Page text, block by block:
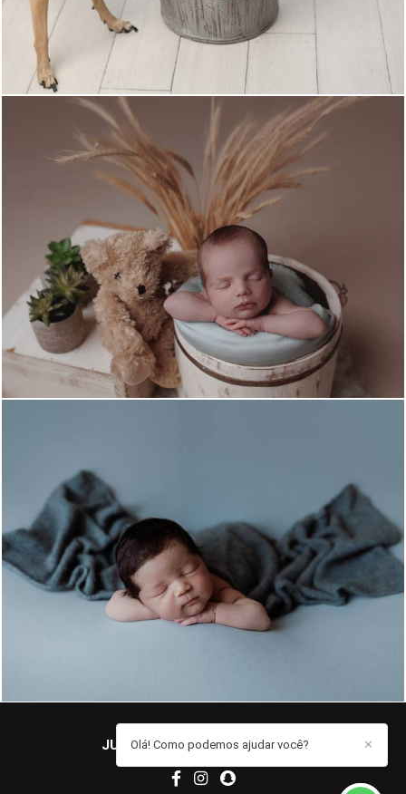
690 1
544 0
JUCIELE MARQUES/ CONTATO ✕
Olá! Como podemos ajudar você?